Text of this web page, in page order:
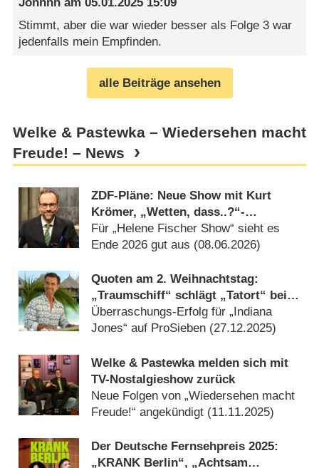
Johnnn am05.01.2025 15:09
Stimmt, aber die war wieder besser als Folge 3 war
jedenfalls mein Empfinden.
alle Beiträge ansehen
Welke & Pastewka – Wiedersehen macht
Freude! – News
ZDF-Pläne: Neue Show mit Kurt
Krömer, „Wetten, dass..?“-
Comeback und Entwarnung für
„Fernsehgarten“-Fans
Für „Helene Fischer Show“ sieht es
Ende 2026 gut aus (08.06.2026)
Quoten am 2. Weihnachtstag:
„Traumschiff“ schlägt „Tatort“ bei
den Jüngeren
Überraschungs-Erfolg für „Indiana
Jones“ auf ProSieben (27.12.2025)
Welke & Pastewka melden sich mit
TV-Nostalgieshow zurück
Neue Folgen von „Wiedersehen macht
Freude!“ angekündigt (11.11.2025)
Der Deutsche Fernsehpreis 2025:
„KRANK Berlin“, „Achtsam